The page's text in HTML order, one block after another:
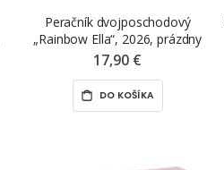
Peračník dvojposchodový
„Rainbow Ella“, 2026, prázdny
17,90 €
DO KOŠÍKA